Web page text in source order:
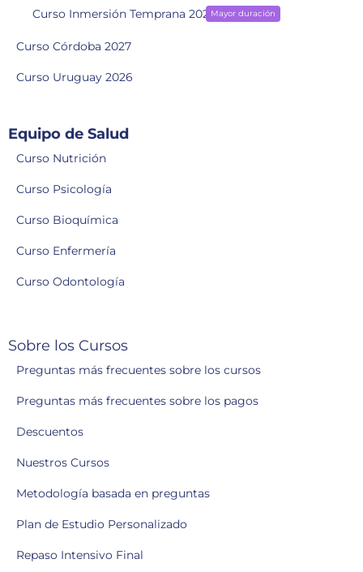
Curso Inmersión Temprana 2028Mayor duración
Curso Córdoba 2027
Curso Uruguay 2026
Equipo de Salud
Curso Nutrición
Curso Psicología
Curso Bioquímica
Curso Enfermería
Curso Odontología
Sobre los Cursos
Preguntas más frecuentes sobre los cursos
Preguntas más frecuentes sobre los pagos
Descuentos
Nuestros Cursos
Metodología basada en preguntas
Plan de Estudio Personalizado
Repaso Intensivo Final